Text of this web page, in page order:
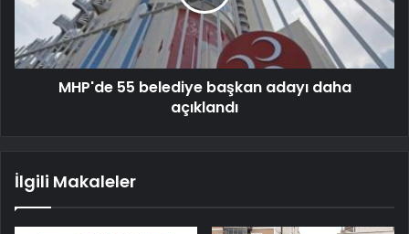
MHP'de 55 belediye başkan adayı daha
açıklandı
İlgili Makaleler